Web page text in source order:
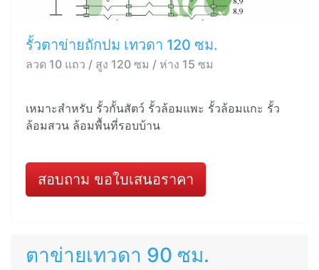
รั้วตาข่ายถักปม เทวดา 120 ซม.
ลวด 10 แถว / สูง 120 ซม / ห่าง 15 ซม
เหมาะสำหรับ รั้วกั้นสัตว์ รั้วล้อมแพะ รั้วล้อมแกะ รั้ว
ล้อมสวน ล้อมพื้นที่รอบบ้าน
สอบถาม ขอใบเสนอราคา
ตาข่ายเทวดา 90 ซม.